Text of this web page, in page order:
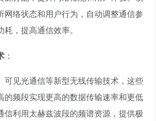
网络状态和用户行为，自动调整通信参
，提高通信效率。
：
可见光通信等新型无线传输技术，这些
的频段实现更高的数据传输速率和更低
信利用太赫兹波段的频谱资源，提供极